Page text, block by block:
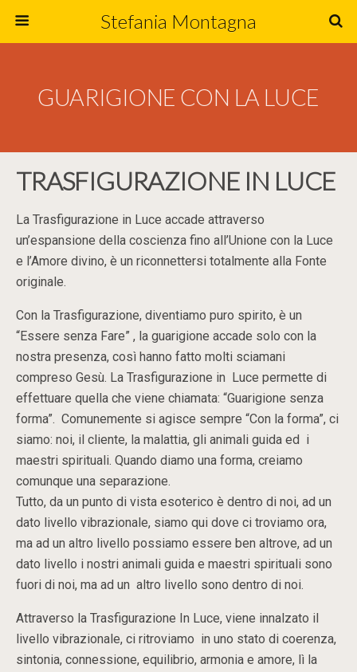
Stefania Montagna
GUARIGIONE CON LA LUCE
TRASFIGURAZIONE IN LUCE
La Trasfigurazione in Luce accade attraverso
un’espansione della coscienza fino all’Unione con la Luce
e l’Amore divino, è un riconnettersi totalmente alla Fonte
originale.
Con la Trasfigurazione, diventiamo puro spirito, è un
“Essere senza Fare” , la guarigione accade solo con la
nostra presenza, così hanno fatto molti sciamani
compreso Gesù. La Trasfigurazione in Luce permette di
effettuare quella che viene chiamata: “Guarigione senza
forma”. Comunemente si agisce sempre “Con la forma”, ci
siamo: noi, il cliente, la malattia, gli animali guida ed i
maestri spirituali. Quando diamo una forma, creiamo
comunque una separazione.
Tutto, da un punto di vista esoterico è dentro di noi, ad un
dato livello vibrazionale, siamo qui dove ci troviamo ora,
ma ad un altro livello possiamo essere ben altrove, ad un
dato livello i nostri animali guida e maestri spirituali sono
fuori di noi, ma ad un altro livello sono dentro di noi.
Attraverso la Trasfigurazione In Luce, viene innalzato il
livello vibrazionale, ci ritroviamo in uno stato di coerenza,
sintonia, connessione, equilibrio, armonia e amore, lì la